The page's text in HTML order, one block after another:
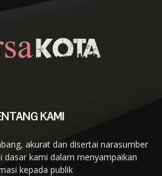
KAMI
akurat dan disertai narasumber
kami dalam menyampaikan
kepada publik